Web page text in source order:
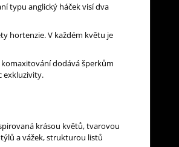
typu anglický háček visí dva
hortenzie. V každém květu je
dodává šperkům
exkluzivity.
krásou květů, tvarovou
a vážek, strukturou listů